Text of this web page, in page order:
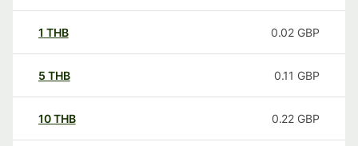
1 THB 0.02 GBP
5 THB 0.11 GBP
10THB 0.22 GBP